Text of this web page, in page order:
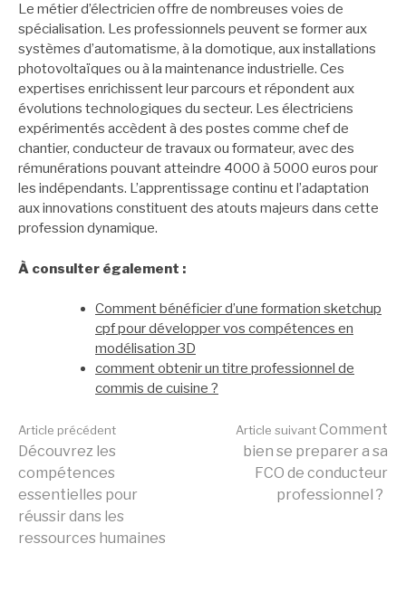
Le métier d’électricien offre de nombreuses voies de
spécialisation. Les professionnels peuvent se former aux
systèmes d’automatisme, à la domotique, aux installations
photovoltaïques ou à la maintenance industrielle. Ces
expertises enrichissent leur parcours et répondent aux
évolutions technologiques du secteur. Les électriciens
expérimentés accèdent à des postes comme chef de
chantier, conducteur de travaux ou formateur, avec des
rémunérations pouvant atteindre 4000 à 5000 euros pour
les indépendants. L’apprentissage continu et l’adaptation
aux innovations constituent des atouts majeurs dans cette
profession dynamique.
À consulter également :
Comment bénéficier d’une formation sketchup
cpf pour développer vos compétences en
modélisation 3D
comment obtenir un titre professionnel de
commis de cuisine ?
Lire
la
suite
Article précédent
Découvrez les
compétences
essentielles pour
réussir dans les
ressources humaines
Article suivantComment
bien se preparer a sa
FCO de conducteur
professionnel ?